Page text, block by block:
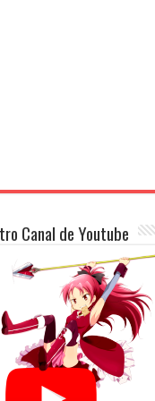
Canal de Youtube